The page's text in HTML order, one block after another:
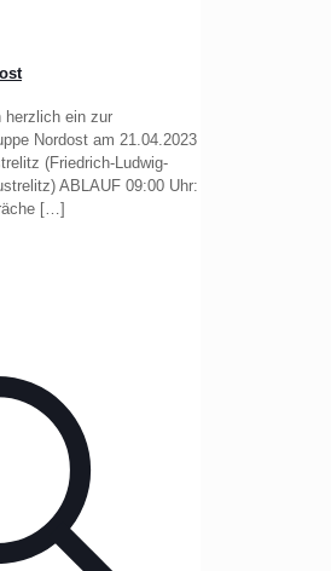
herzlich ein zur
Nordost am 21.04.2023
(Friedrich-Ludwig-
ABLAUF 09:00 Uhr:
[…]